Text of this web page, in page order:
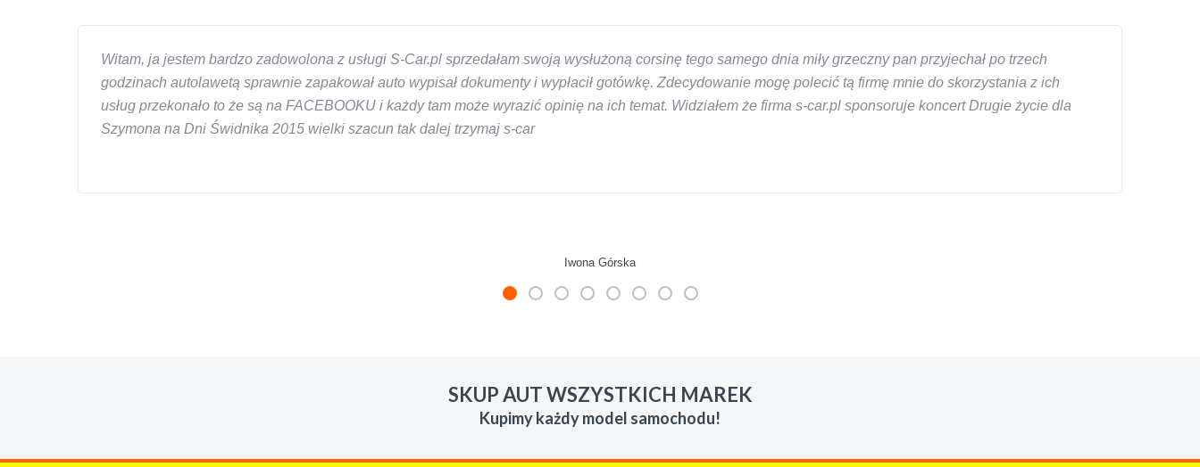
Witam, ja jestem bardzo zadowolona z usługi S-Car.pl sprzedałam swoją wysłużoną corsinę tego samego dnia miły grzeczny pan przyjechał po trzech
godzinach autolawetą sprawnie zapakował auto wypisał dokumenty i wypłacił gotówkę. Zdecydowanie mogę polecić tą firmę mnie do skorzystania z ich
usług przekonało to że są na FACEBOOKU i każdy tam może wyrazić opinię na ich temat. Widziałem że firma s-car.pl sponsoruje koncert Drugie życie dla
Szymona na Dni Świdnika 2015 wielki szacun tak dalej trzymaj s-car
Iwona Górska
chcecie natknac sie na spaslych wszystkowiedzacych wyzyskiwaczy, to polecam s-car.pl
SKUP AUT WSZYSTKICH MAREK
Kupimy każdy model samochodu!